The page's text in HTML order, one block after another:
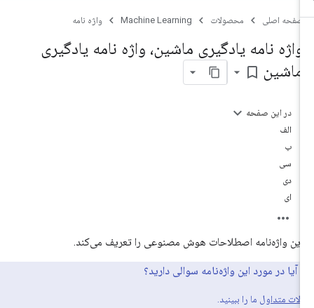
صفحه اصلی محصولات Machine Learning واژه نامه
واژه نامه یادگیری ماشین، واژه نامه یادگیری
ماشینbookmark_border
در این صفحه
سی
این واژه‌نامه اصطلاحات هوش مصنوعی را تعریف می‌کند.
آیا در مورد این واژه‌نامه سوالی دارید؟
متداولما را ببینید.